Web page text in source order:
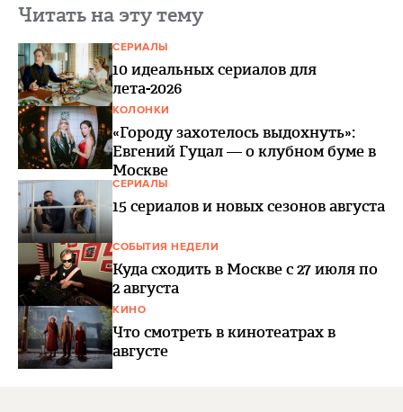
Читать на эту тему
СЕРИАЛЫ
10 идеальных сериалов для
лета-2026
КОЛОНКИ
«Городу захотелось выдохнуть»:
Евгений Гуцал — о клубном буме в
Москве
СЕРИАЛЫ
15 сериалов и новых сезонов августа
СОБЫТИЯ НЕДЕЛИ
Куда сходить в Москве с 27 июля по
2 августа
КИНО
Что смотреть в кинотеатрах в
августе